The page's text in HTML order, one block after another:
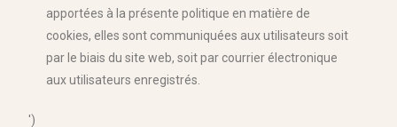
apportées à la présente politique en matière de
cookies, elles sont communiquées aux utilisateurs soit
par le biais du site web, soit par courrier électronique
aux utilisateurs enregistrés.
')